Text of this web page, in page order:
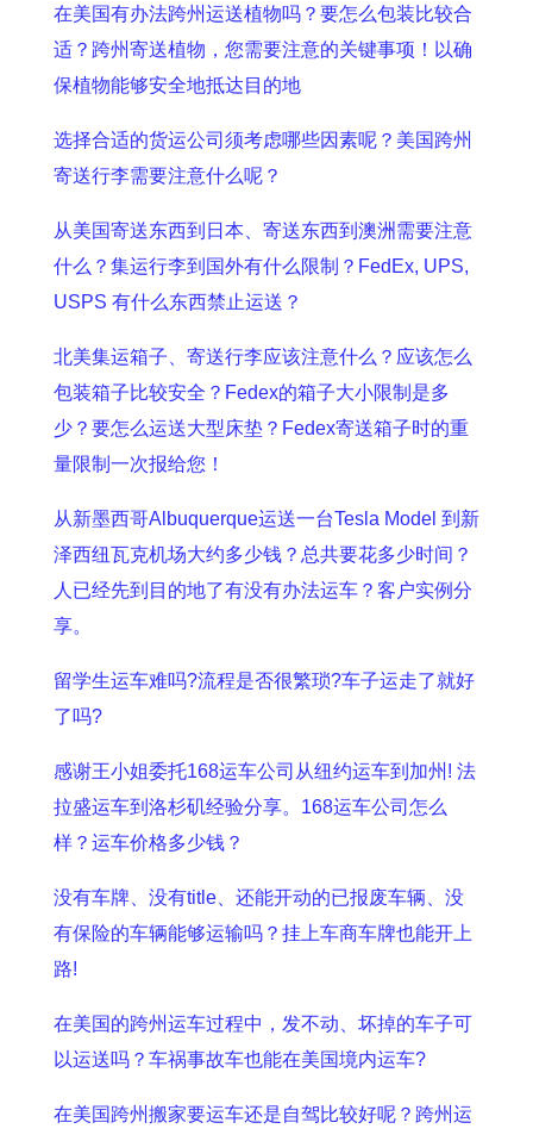
在美国有办法跨州运送植物吗？要怎么包装比较合
适？跨州寄送植物，您需要注意的关键事项！以确
保植物能够安全地抵达目的地
选择合适的货运公司须考虑哪些因素呢？美国跨州
寄送行李需要注意什么呢？
从美国寄送东西到日本、寄送东西到澳洲需要注意
什么？集运行李到国外有什么限制？FedEx, UPS,
USPS 有什么东西禁止运送？
北美集运箱子、寄送行李应该注意什么？应该怎么
包装箱子比较安全？Fedex的箱子大小限制是多
少？要怎么运送大型床垫？Fedex寄送箱子时的重
量限制一次报给您！
从新墨西哥Albuquerque运送一台Tesla Model 到新
泽西纽瓦克机场大约多少钱？总共要花多少时间？
人已经先到目的地了有没有办法运车？客户实例分
享。
留学生运车难吗?流程是否很繁琐?车子运走了就好
了吗?
感谢王小姐委托168运车公司从纽约运车到加州! 法
拉盛运车到洛杉矶经验分享。168运车公司怎么
样？运车价格多少钱？
没有车牌、没有title、还能开动的已报废车辆、没
有保险的车辆能够运输吗？挂上车商车牌也能开上
路!
在美国的跨州运车过程中，发不动、坏掉的车子可
以运送吗？车祸事故车也能在美国境内运车?
在美国跨州搬家要运车还是自驾比较好呢？跨州运